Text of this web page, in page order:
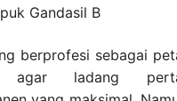
Gandasil B
berprofesi sebagai
agar ladang